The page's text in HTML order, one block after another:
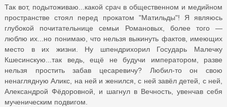
Так вот, подытоживаю...какой срач в общественном и медийном
пространстве стоял перед прокатом "Матильды"! Я являюсь
глубокой почитательнице семьи Романовых, более того —
люблю их...но понимаю, что нельзя выкинуть фактов, имеющих
место в их жизни. Ну шпендрихорил Государь Малечку
Кшесинскую...так ведь, ещё не будучи императором, разве
нельзя простить забав цесаревичу? Любил-то он свою
ненаглядную Аликс, на ней и женился, с ней завёл детей, с ней,
Александрой Фёдоровной, и шагнул в Вечность, увенчав себя
мученическим подвигом.